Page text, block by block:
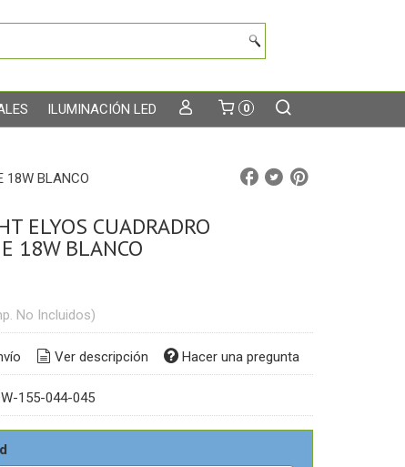
ILUMINACIÓN LED 0
18W BLANCO
ELYOS CUADRADRO
18W BLANCO
No Incluidos)
Ver descripción Hacer una pregunta
155-044-045